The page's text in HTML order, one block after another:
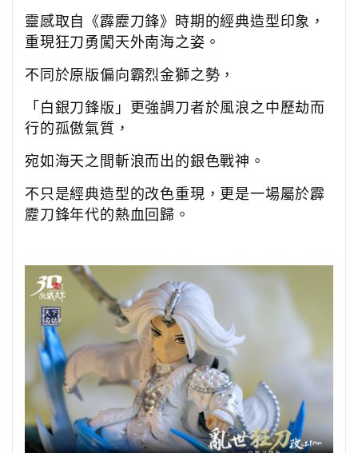
靈感取自《霹靂刀鋒》時期的經典造型印象，
重現狂刀勇闖天外南海之姿。
不同於原版偏向霸烈金獅之勢，
「白銀刀鋒版」更強調刀者於風浪之中歷劫而
行的孤傲氣質，
宛如海天之間斬浪而出的銀色戰神。
不只是經典造型的改色重現，更是一場屬於霹
靂刀鋒年代的熱血回歸。